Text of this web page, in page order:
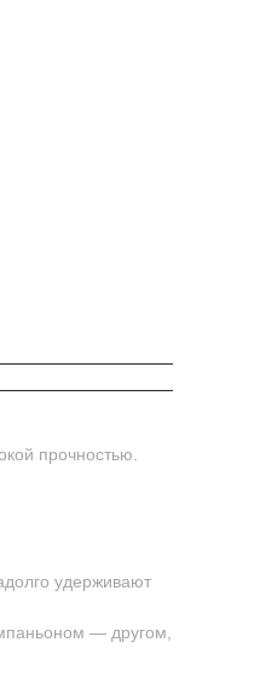
прочностью.
удерживают
— другом,